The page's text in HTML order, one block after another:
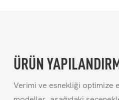
ÜRÜN
Verimi ve esnekliği optimize